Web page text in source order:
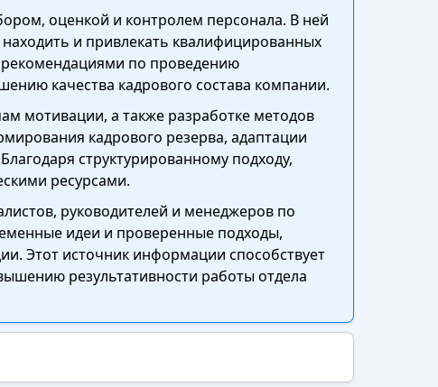
оценкой и контролем персонала. В ней
и привлекать квалифицированных
рекомендациями по проведению
качества кадрового состава компании.
мотивации, а также разработке методов
кадрового резерва, адаптации
структурированному подходу,
ресурсами.
руководителей и менеджеров по
идеи и проверенные подходы,
Этот источник информации способствует
результативности работы отдела